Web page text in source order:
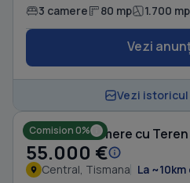
3 camere 80 mp 1.700
Vezi
Vezi
Comision 0%
Casă cu 3 camere cu
55.000 €
Central, Tismana La